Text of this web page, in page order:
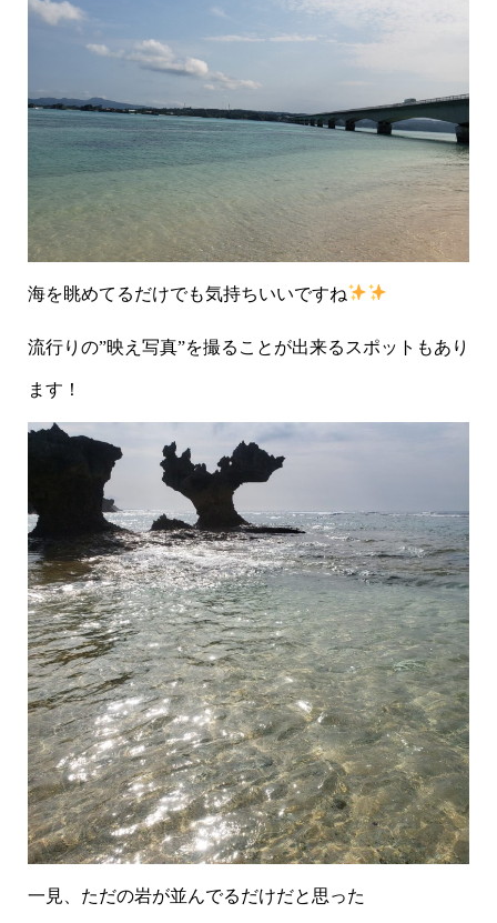
海を眺めてるだけでも気持ちいいですね
流行りの”映え写真”を撮ることが出来るスポットもあり
ます！
一見、ただの岩が並んでるだけだと思った